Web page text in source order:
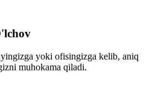
yoki ofisingizga kelib, aniq
muhokama qiladi.